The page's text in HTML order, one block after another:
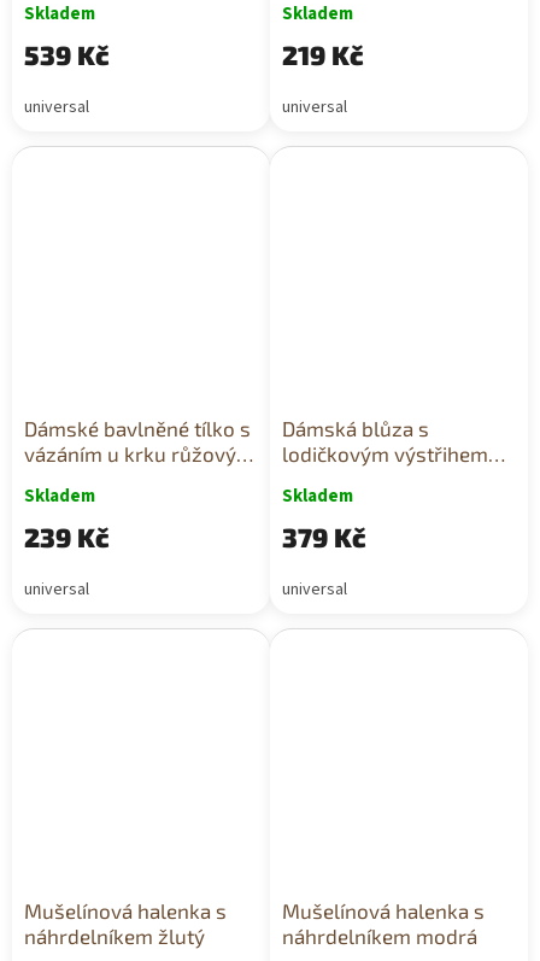
Skladem
539 Kč
universal
Skladem
219 Kč
universal
Dámské bavlněné tílko s
vázáním u krku růžový
Skladem
239 Kč
universal
Dámská blůza s
lodičkovým výstřihem
Skladem
379 Kč
universal
Mušelínová halenka s
náhrdelníkem žlutý
Mušelínová halenka s
náhrdelníkem modrá